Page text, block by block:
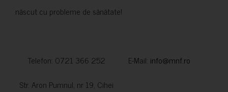
născut cu probleme de sănătate!
Telefon: 0721 366 252 E-Mail: info@mnf.ro
Str. Aron Pumnul, nr 19, Cihei